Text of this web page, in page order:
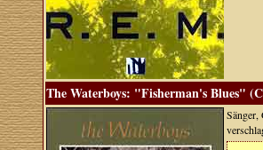
The Waterboys: "Fisherman's Blues"
Sänger,